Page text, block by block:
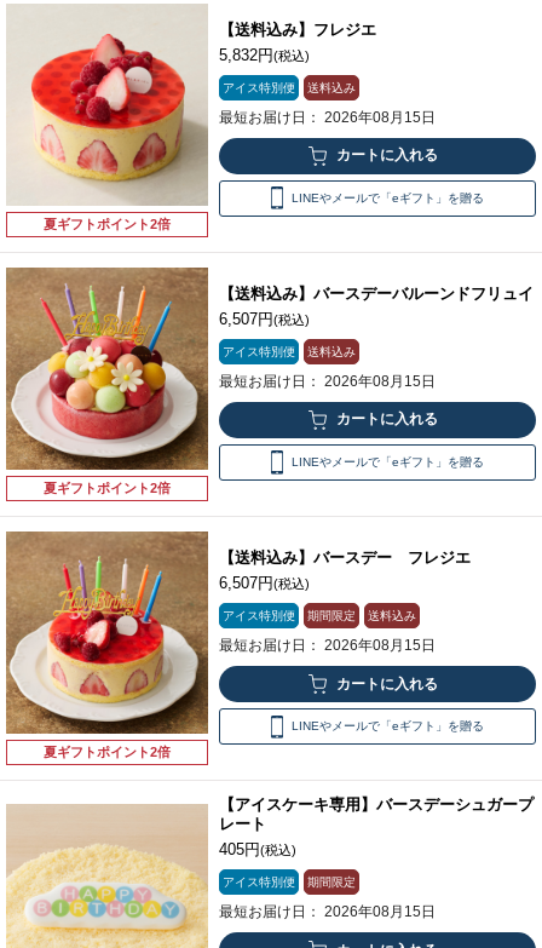
夏ギフトポイント2倍
【送料込み】フレジエ
5,832円(税込)
アイス特別便 送料込み
最短お届け日： 2026年08月15日
LINEやメールで「eギフト」を贈る
夏ギフトポイント2倍
【送料込み】バースデーバルーンドフリュイ
6,507円(税込)
アイス特別便 送料込み
最短お届け日： 2026年08月15日
LINEやメールで「eギフト」を贈る
夏ギフトポイント2倍
【送料込み】バースデー フレジエ
6,507円(税込)
アイス特別便 期間限定 送料込み
最短お届け日： 2026年08月15日
LINEやメールで「eギフト」を贈る
【アイスケーキ専用】バースデーシュガープ
レート
405円(税込)
アイス特別便 期間限定
最短お届け日： 2026年08月15日